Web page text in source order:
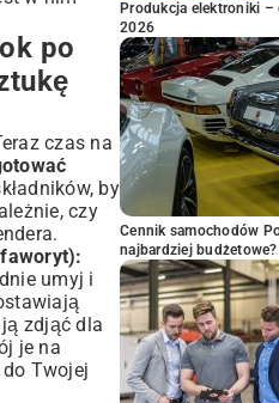
po
czas na
by
czy
umyj i
zdjąć dla
je na
Twojej
Produkcja elektroniki –
2026
Cennik samochodów
najbardziej budżetowe?